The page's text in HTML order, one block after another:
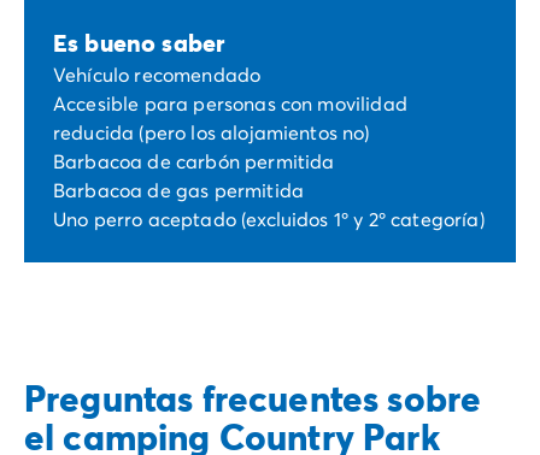
Es bueno saber
Vehículo recomendado
Accesible para personas con movilidad
reducida (pero los alojamientos no)
Barbacoa de carbón permitida
Barbacoa de gas permitida
Uno perro aceptado (excluidos 1º y 2º categoría)
Preguntas frecuentes sobre
el camping Country Park